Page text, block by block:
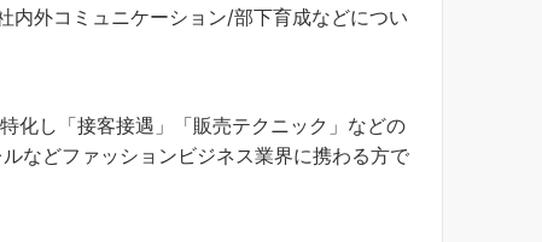
内外コミュニケーション/部下育成などについ
化し「接客接遇」「販売テクニック」などの
などファッションビジネス業界に携わる方で